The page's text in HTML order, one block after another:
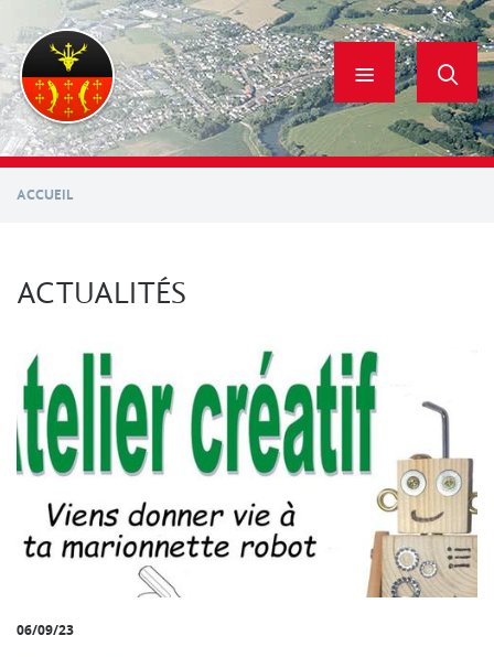
contenu
principal
ACCUEIL
ACTUALITÉS
06/09/23